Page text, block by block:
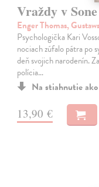
Vraždy v Sone
Enger Thomas,
Psychologička Kari
nociach zúfalo pátra po
deň svojich narodenín.
polícia…
Na stiahnutie ako
13,90 €